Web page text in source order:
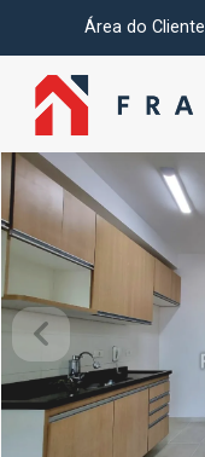
Área do Cliente